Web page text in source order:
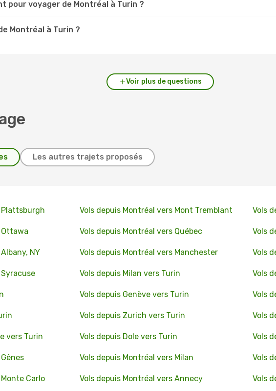
pour voyager de Montréal à Turin ?
Montréal à Turin ?
Voir plus de questions
Les autres trajets proposés
Plattsburgh Vols depuis Montréal vers Mont Tremblant Vols
Ottawa Vols depuis Montréal vers Québec Vols
NY Vols depuis Montréal vers Manchester Vols
Vols depuis Milan vers Turin Vols
Vols depuis Genève vers Turin Vols
Vols depuis Zurich vers Turin Vols
vers Turin Vols depuis Dole vers Turin Vols
Vols depuis Montréal vers Milan Vols
Carlo Vols depuis Montréal vers Annecy Vols